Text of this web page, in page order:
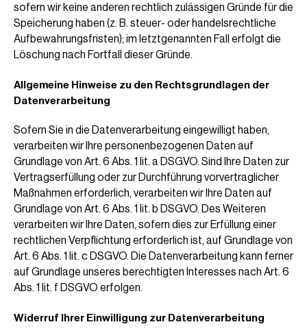
sofern wir keine anderen rechtlich zulässigen Gründe für die
Speicherung haben (z. B. steuer- oder handelsrechtliche
Aufbewahrungsfristen); im letztgenannten Fall erfolgt die
Löschung nach Fortfall dieser Gründe.
Allgemeine Hinweise zu den Rechtsgrundlagen der
Datenverarbeitung
Sofern Sie in die Datenverarbeitung eingewilligt haben,
verarbeiten wir Ihre personenbezogenen Daten auf
Grundlage von Art. 6 Abs. 1 lit. a DSGVO. Sind Ihre Daten zur
Vertragserfüllung oder zur Durchführung vorvertraglicher
Maßnahmen erforderlich, verarbeiten wir Ihre Daten auf
Grundlage von Art. 6 Abs. 1 lit. b DSGVO. Des Weiteren
verarbeiten wir Ihre Daten, sofern dies zur Erfüllung einer
rechtlichen Verpflichtung erforderlich ist, auf Grundlage von
Art. 6 Abs. 1 lit. c DSGVO. Die Datenverarbeitung kann ferner
auf Grundlage unseres berechtigten Interesses nach Art. 6
Abs. 1 lit. f DSGVO erfolgen.
Widerruf Ihrer Einwilligung zur Datenverarbeitung